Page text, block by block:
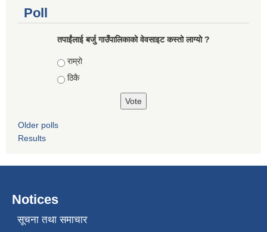
Poll
तपाईंलाई बर्जु गाउँपालिकाको वेवसाइट कस्तो लाग्यो ?
Choices
राम्राे
ठिकै
Older polls
Results
Notices
सूचना तथा समाचार